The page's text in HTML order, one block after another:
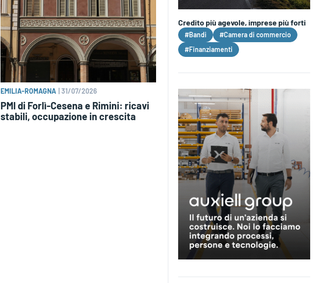
EMILIA-ROMAGNA |31/07/2026
PMI di Forlì-Cesena e Rimini: ricavi
stabili, occupazione in crescita
Credito più agevole, imprese più forti
#Bandi
#Camera di commercio
#Finanziamenti